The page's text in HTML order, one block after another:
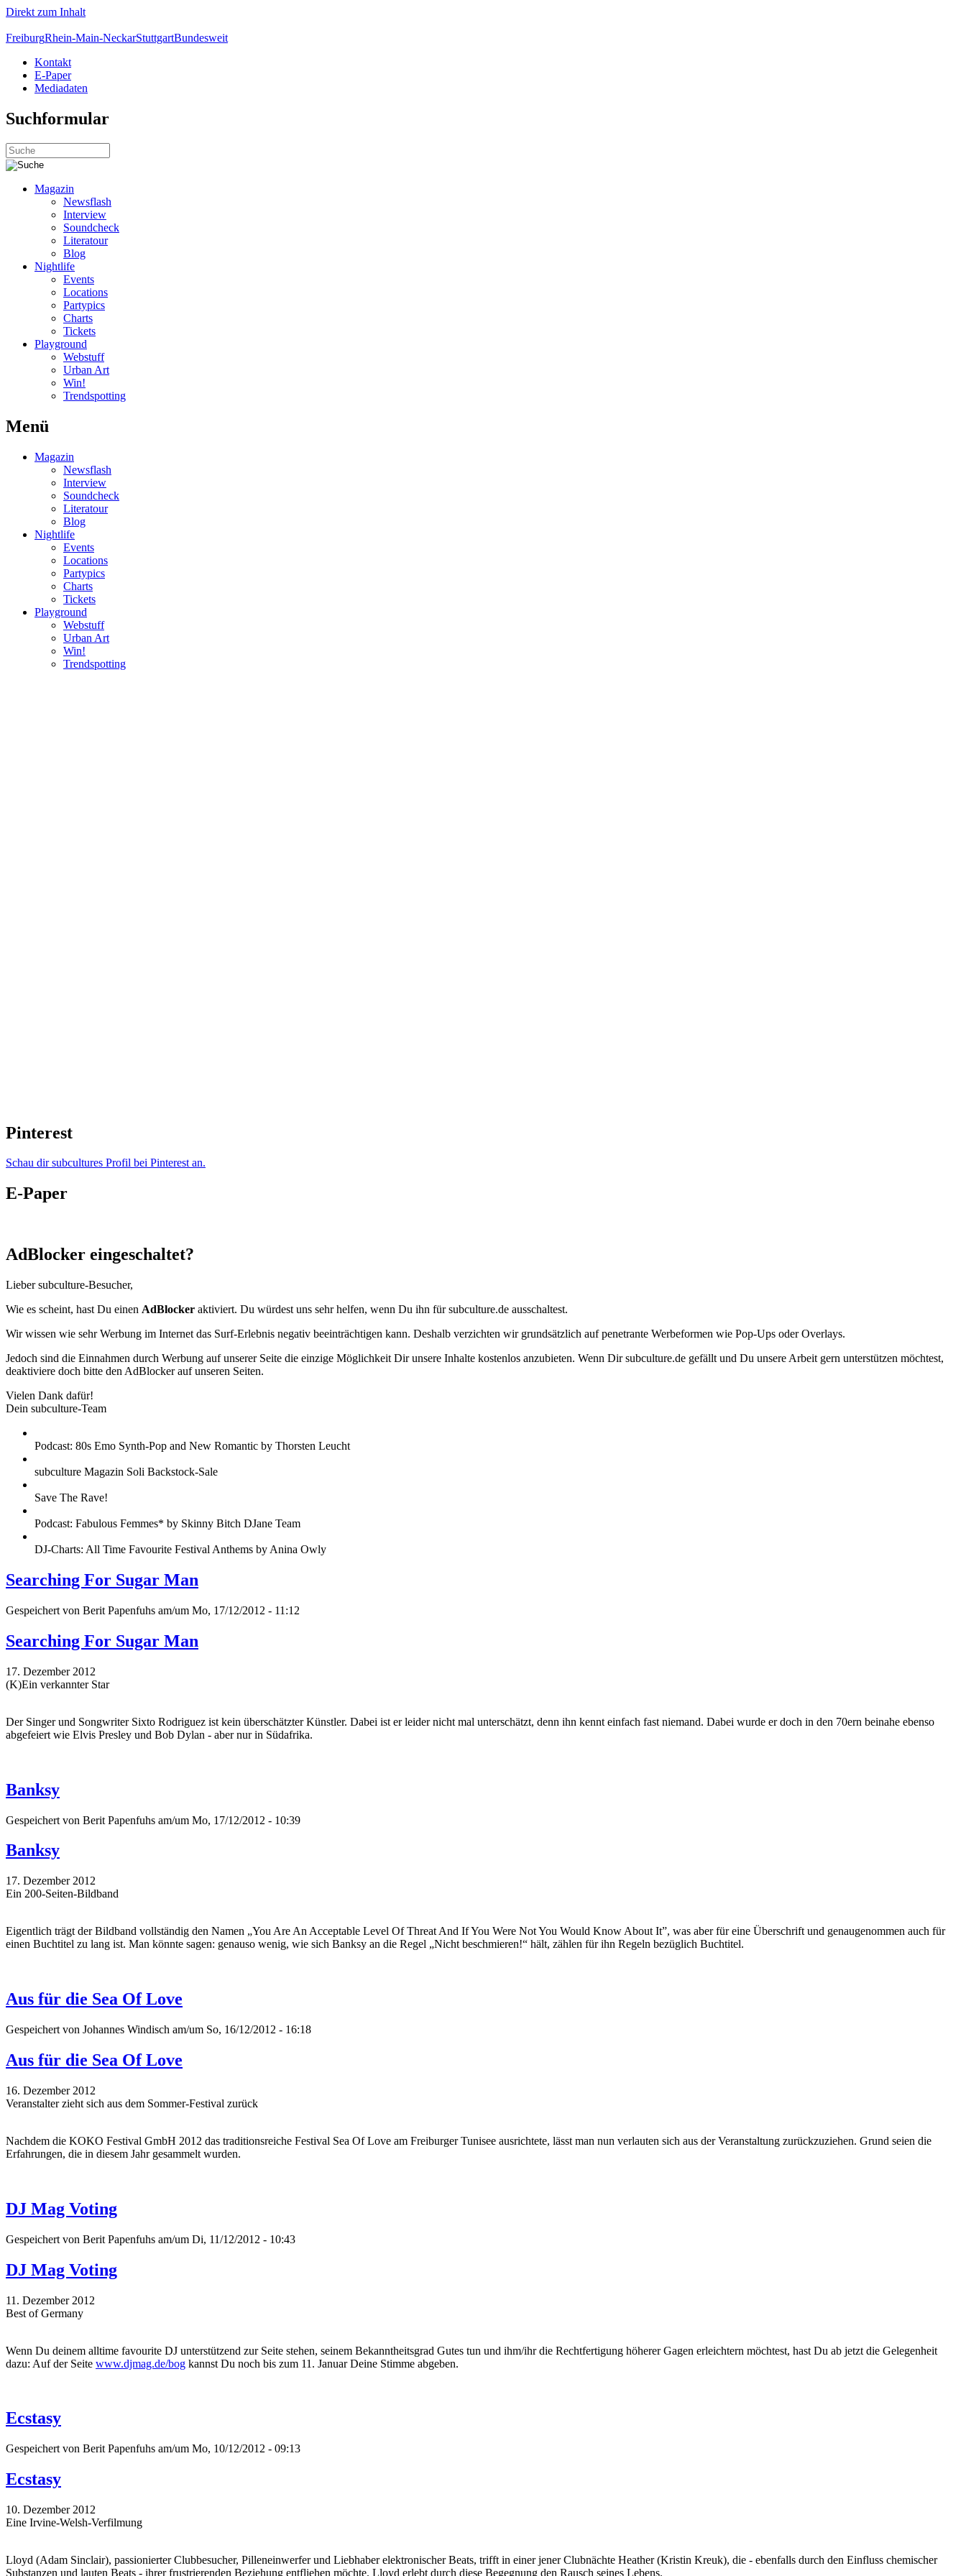
Direkt zum Inhalt
FreiburgRhein-Main-NeckarStuttgartBundesweit
Kontakt
E-Paper
Mediadaten
Suchformular
Magazin
Newsflash
Interview
Soundcheck
Literatour
Blog
Nightlife
Events
Locations
Partypics
Charts
Tickets
Playground
Webstuff
Urban Art
Win!
Trendspotting
Menü
Magazin
Newsflash
Interview
Soundcheck
Literatour
Blog
Nightlife
Events
Locations
Partypics
Charts
Tickets
Playground
Webstuff
Urban Art
Win!
Trendspotting
Pinterest
Schau dir subcultures Profil bei Pinterest an.
E-Paper
AdBlocker eingeschaltet?
Lieber subculture-Besucher,
Wie es scheint, hast Du einen AdBlocker aktiviert. Du würdest uns sehr helfen, wenn Du ihn für subculture.de ausschaltest.
Wir wissen wie sehr Werbung im Internet das Surf-Erlebnis negativ beeinträchtigen kann. Deshalb verzichten wir grundsätzlich auf penetrante Werbeformen wie Pop-Ups oder Overlays.
Jedoch sind die Einnahmen durch Werbung auf unserer Seite die einzige Möglichkeit Dir unsere Inhalte kostenlos anzubieten. Wenn Dir subculture.de gefällt und Du unsere Arbeit gern unterstützen möchtest,
deaktiviere doch bitte den AdBlocker auf unseren Seiten.
Vielen Dank dafür!
Dein subculture-Team
Podcast: 80s Emo Synth-Pop and New Romantic by Thorsten Leucht
subculture Magazin Soli Backstock-Sale
Save The Rave!
Podcast: Fabulous Femmes* by Skinny Bitch DJane Team
DJ-Charts: All Time Favourite Festival Anthems by Anina Owly
Searching For Sugar Man
Gespeichert von Berit Papenfuhs am/um Mo, 17/12/2012 - 11:12
Searching For Sugar Man
17. Dezember 2012
(K)Ein verkannter Star
Der Singer und Songwriter Sixto Rodriguez ist kein überschätzter Künstler. Dabei ist er leider nicht mal unterschätzt, denn ihn kennt einfach fast niemand. Dabei wurde er doch in den 70ern beinahe ebenso
abgefeiert wie Elvis Presley und Bob Dylan - aber nur in Südafrika.
Banksy
Gespeichert von Berit Papenfuhs am/um Mo, 17/12/2012 - 10:39
Banksy
17. Dezember 2012
Ein 200-Seiten-Bildband
Eigentlich trägt der Bildband vollständig den Namen „You Are An Acceptable Level Of Threat And If You Were Not You Would Know About It”, was aber für eine Überschrift und genaugenommen auch für
einen Buchtitel zu lang ist. Man könnte sagen: genauso wenig, wie sich Banksy an die Regel „Nicht beschmieren!“ hält, zählen für ihn Regeln bezüglich Buchtitel.
Aus für die Sea Of Love
Gespeichert von Johannes Windisch am/um So, 16/12/2012 - 16:18
Aus für die Sea Of Love
16. Dezember 2012
Veranstalter zieht sich aus dem Sommer-Festival zurück
Nachdem die KOKO Festival GmbH 2012 das traditionsreiche Festival Sea Of Love am Freiburger Tunisee ausrichtete, lässt man nun verlauten sich aus der Veranstaltung zurückzuziehen. Grund seien die
Erfahrungen, die in diesem Jahr gesammelt wurden.
DJ Mag Voting
Gespeichert von Berit Papenfuhs am/um Di, 11/12/2012 - 10:43
DJ Mag Voting
11. Dezember 2012
Best of Germany
Wenn Du deinem alltime favourite DJ unterstützend zur Seite stehen, seinem Bekanntheitsgrad Gutes tun und ihm/ihr die Rechtfertigung höherer Gagen erleichtern möchtest, hast Du ab jetzt die Gelegenheit
dazu: Auf der Seite www.djmag.de/bog kannst Du noch bis zum 11. Januar Deine Stimme abgeben.
Ecstasy
Gespeichert von Berit Papenfuhs am/um Mo, 10/12/2012 - 09:13
Ecstasy
10. Dezember 2012
Eine Irvine-Welsh-Verfilmung
Lloyd (Adam Sinclair), passionierter Clubbesucher, Pilleneinwerfer und Liebhaber elektronischer Beats, trifft in einer jener Clubnächte Heather (Kristin Kreuk), die - ebenfalls durch den Einfluss chemischer
Substanzen und lauten Beats - ihrer frustrierenden Beziehung entfliehen möchte. Lloyd erlebt durch diese Begegnung den Rausch seines Lebens.